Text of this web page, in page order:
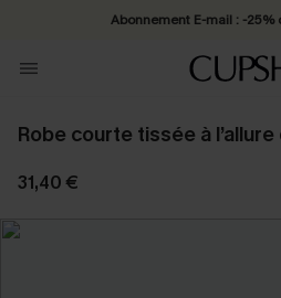
Abonnement E-mail : -25%
Robe courte tissée à
31,40 €